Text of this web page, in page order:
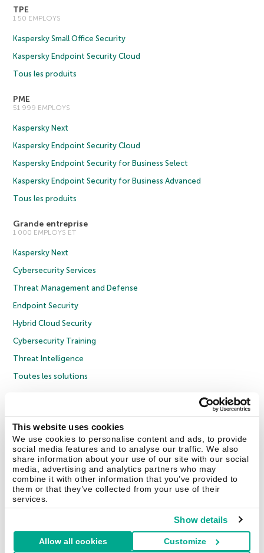
This website uses cookies
We use cookies to personalise content and ads, to provide
social media features and to analyse our traffic. We also
share information about your use of our site with our social
media, advertising and analytics partners who may
combine it with other information that you’ve provided to
them or that they’ve collected from your use of their
services.
Show details
Allow all cookies Customize
TPE
1 50 EMPLOYS
Kaspersky Small Office Security
Kaspersky Endpoint Security Cloud
Tous les produits
PME
51 999 EMPLOYS
Kaspersky Next
Kaspersky Endpoint Security Cloud
Kaspersky Endpoint Security for Business Select
Kaspersky Endpoint Security for Business Advanced
Tous les produits
Grande entreprise
1 000 EMPLOYS ET
Kaspersky Next
Cybersecurity Services
Threat Management and Defense
Endpoint Security
Hybrid Cloud Security
Cybersecurity Training
Threat Intelligence
Toutes les solutions
Politique de confidentialité
Contrat de licence entreprises
Cookies
Nous contacter À propos Partenaires Blog Communiqués de presse
Securelist Eugene Personal Blog Encyclopédie de Kaspersky
France & Suisse